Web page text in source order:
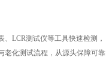
、LCR测试仪等工具快速检测，
老化测试流程，从源头保障可靠